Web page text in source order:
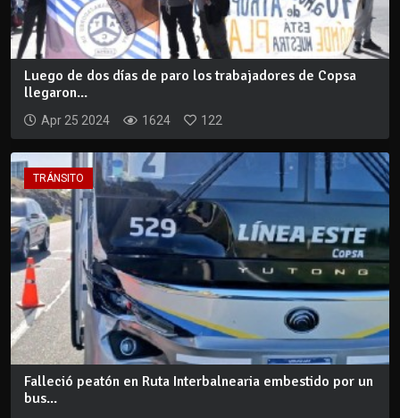
Luego de dos días de paro los trabajadores de Copsa
llegaron...
Apr 25 2024 1624 122
TRÁNSITO
Falleció peatón en Ruta Interbalnearia embestido por un
bus...